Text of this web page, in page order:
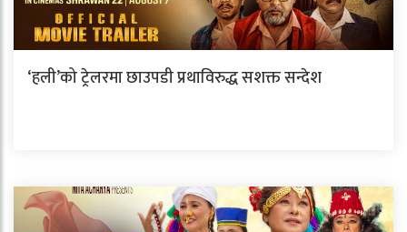
‘हली’को ट्रेलरमा छाउपडी प्रथाविरुद्ध सशक्त सन्देश